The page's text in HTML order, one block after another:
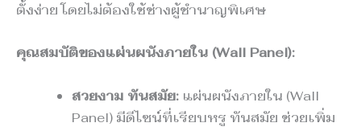
ตั้งง่าย โดยไม่ต้องใช้ช่างผู้ชำนาญพิเศษ
คุณสมบัติของแผ่นผนังภายใน (Wall Panel):
สวยงาม ทันสมัย: แผ่นผนังภายใน (Wall
Panel) มีดีไซน์ที่เรียบหรู ทันสมัย ช่วยเพิ่ม